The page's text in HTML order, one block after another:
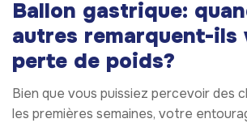
Ballon gastrique:
autres remarquent-ils
perte de poids?
Bien que vous puissiez percevoir des
les premières semaines, votre